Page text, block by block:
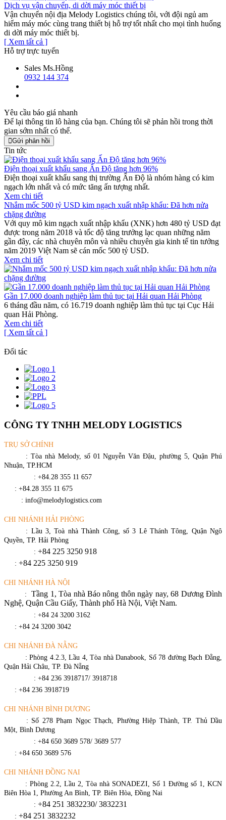
Dịch vụ vận chuyển, di dời máy móc thiết bị
Vận chuyển nội địa Melody Logistics chúng tôi, với đội ngủ am
hiểm máy móc cùng trang thiết bị hỗ trợ tốt nhất cho mọi tình huống
di dời máy móc thiết bị.
[ Xem tất cả ]
Hỗ trợ trực tuyến
Sales Ms.Hồng
0932 144 374
Yêu cầu báo giá nhanh
Để lại thông tin lô hàng của bạn. Chúng tôi sẽ phản hồi trong thời
gian sớm nhất có thể.
Gửi phản hồi
Tin tức
Điện thoại xuất khẩu sang Ấn Độ tăng hơn 96%
Điện thoại xuất khẩu sang thị trường Ấn Độ là nhóm hàng có kim
ngạch lớn nhất và có mức tăng ấn tượng nhất.
Xem chi tiết
Nhắm mốc 500 tỷ USD kim ngạch xuất nhập khẩu: Đã hơn nửa
chặng đường
Với quy mô kim ngạch xuất nhập khẩu (XNK) hơn 480 tỷ USD đạt
được trong năm 2018 và tốc độ tăng trưởng lạc quan những năm
gần đây, các nhà chuyên môn và nhiều chuyên gia kinh tế tin tưởng
năm 2019 Việt Nam sẽ cán mốc 500 tỷ USD.
Xem chi tiết
Gần 17.000 doanh nghiệp làm thủ tục tại Hải quan Hải Phòng
6 tháng đầu năm, có 16.719 doanh nghiệp làm thủ tục tại Cục Hải
quan Hải Phòng.
Xem chi tiết
[ Xem tất cả ]
Đối tác
CÔNG TY TNHH MELODY LOGISTICS
TRỤ SỞ CHÍNH
: Tòa nhà Melody, số 01 Nguyễn Văn Đậu, phường 5, Quận Phú
Nhuận, TP.HCM
: +84.28 355 11 657
: +84.28 355 11 675
: info@melodylogistics.com
CHI NHÁNH HẢI PHÒNG
: Lầu 3, Toà nhà Thành Công, số 3 Lê Thánh Tông, Quận Ngô
Quyền, TP. Hải Phòng
: +84 225 3250 918
: +84 225 3250 919
CHI NHÁNH HÀ NỘI
:
Tầng 1, Tòa nhà Báo nông thôn ngày nay, 68 Dương Đình
Nghệ, Quận Cầu Giấy, Thành phố Hà Nội, Việt Nam.
: +84 24 3200 3162
: +84 24 3200 3042
CHI NHÁNH ĐÀ NẴNG
: Phòng 4.2.3, Lầu 4, Tòa nhà Danabook, Số 78 đường Bạch Đằng,
Quận Hải Châu, TP. Đà Nẵng
: +84 236 3918717/ 3918718
: +84 236 3918719
CHI NHÁNH BÌNH DƯƠNG
: Số 278 Phạm Ngọc Thạch, Phường Hiệp Thành, TP. Thủ Dầu
Một, Bình Dương
: +84 650 3689 578/ 3689 577
: +84 650 3689 576
CHI NHÁNH ĐỒNG NAI
: Phòng 2.2, Lầu 2, Tòa nhà SONADEZI, Số 1 Đường số 1, KCN
Biên Hòa 1, Phường An Bình, TP. Biên Hòa, Đồng Nai
: +84 251 3832230/ 3832231​
: +84 251 3832232